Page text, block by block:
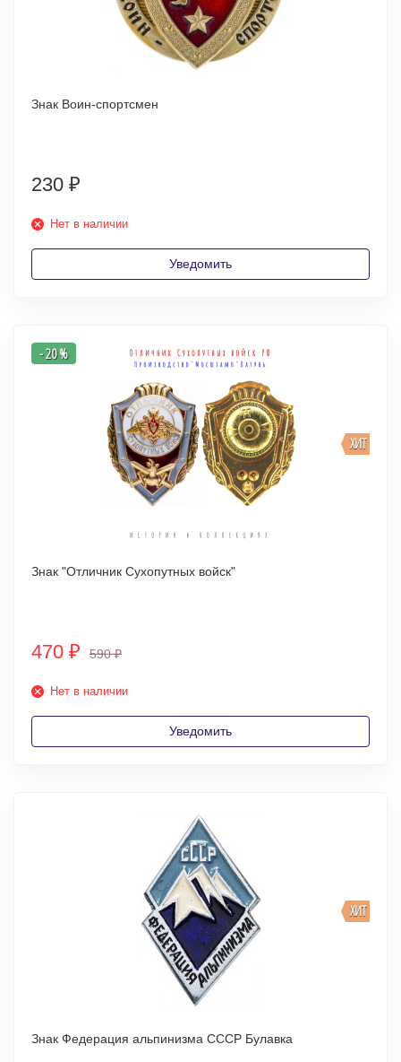
Знак Воин-спортсмен
230 ₽
Нет в наличии
Уведомить
ХИТ
- 20 %
Знак "Отличник Сухопутных войск"
470 ₽ 590₽
Нет в наличии
Уведомить
ХИТ
Знак Федерация альпинизма СССР Булавка